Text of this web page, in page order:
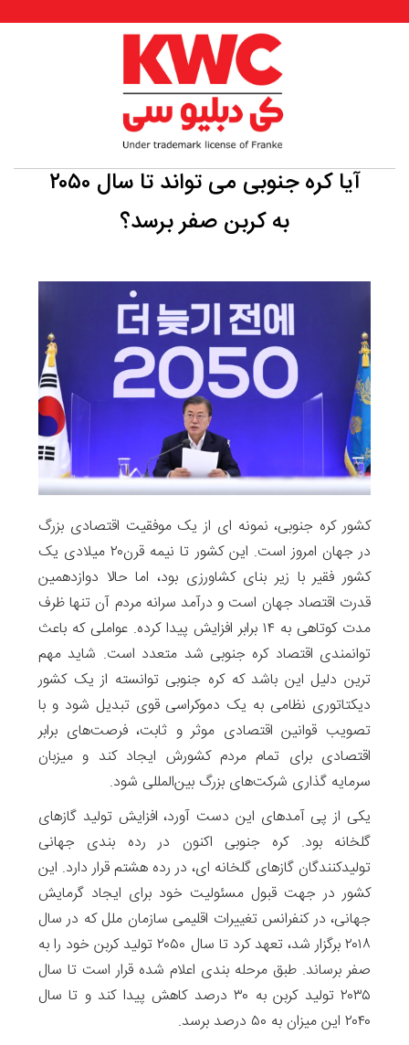
آیا کره جنوبی می تواند تا سال ۲۰۵۰
به کربن صفر برسد؟
کشور کره جنوبی، نمونه ای از یک موفقیت اقتصادی بزرگ
در جهان امروز است. این کشور تا نیمه قرن۲۰ میلادی یک
کشور فقیر با زیر بنای کشاورزی بود، اما حالا دوازدهمین
قدرت اقتصاد جهان است و درآمد سرانه مردم آن تنها ظرف
مدت کوتاهی به ۱۴ برابر افزایش پیدا کرده. عواملی که باعث
توانمندی اقتصاد کره جنوبی شد متعدد است. شاید مهم
ترین دلیل این باشد که کره جنوبی توانسته از یک کشور
دیکتاتوری نظامی به یک دموکراسی قوی تبدیل شود و با
تصویب قوانین اقتصادی موثر و ثابت، فرصت‌های برابر
اقتصادی برای تمام مردم کشورش ایجاد کند و میزبان
سرمایه گذاری شرکت‌های بزرگ بین‌المللی شود.
یکی از پی آمدهای این دست آورد، افزایش تولید گازهای
گلخانه بود. کره جنوبی اکنون در رده بندی جهانی
تولیدکنندگان گازهای گلخانه ای، در رده هشتم قرار دارد. این
کشور در جهت قبول مسئولیت خود برای ایجاد گرمایش
جهانی، در کنفرانس تغییرات اقلیمی سازمان ملل که در سال
۲۰۱۸ برگزار شد، تعهد کرد تا سال ۲۰۵۰ تولید کربن خود را به
صفر برساند. طبق مرحله بندی اعلام شده قرار است تا سال
۲۰۳۵ تولید کربن به ۳۰ درصد کاهش پیدا کند و تا سال
۲۰۴۰ این میزان به ۵۰ درصد برسد.